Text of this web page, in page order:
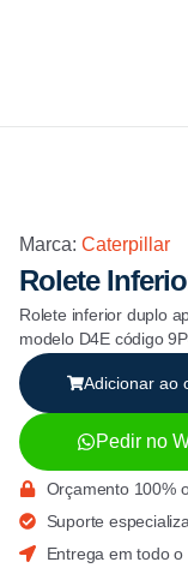
Marca: Caterpillar
Rolete
Rolete inferior duplo
modelo D4E código
Adicionar ao
Pedir no
Orçamento 100%
Suporte
Entrega em todo o